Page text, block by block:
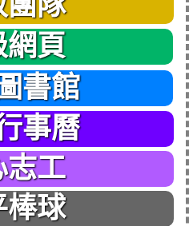
網頁
書館
事曆
志工
棒球